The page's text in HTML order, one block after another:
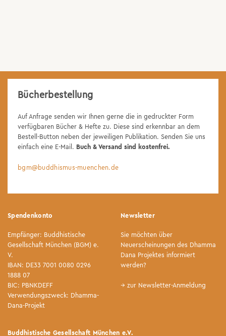
Bücherbestellung
Auf Anfrage senden wir Ihnen gerne die in gedruckter Form
verfügbaren Bücher & Hefte zu. Diese sind erkennbar an dem
Bestell-Button neben der jeweiligen Publikation. Senden Sie uns
einfach eine E-Mail. Buch & Versand sind kostenfrei.
bgm@buddhismus-muenchen.de
Spendenkonto
Empfänger: Buddhistische
Gesellschaft München (BGM) e.
V.
IBAN: DE33 7001 0080 0296
1888 07
BIC: PBNKDEFF
Verwendungszweck: Dhamma-
Dana-Projekt
Newsletter
Sie möchten über
Neuerscheinungen des Dhamma
Dana Projektes informiert
werden?
→ zur Newsletter-Anmeldung
Buddhistische Gesellschaft München e.V.